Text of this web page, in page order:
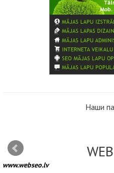
Наши
www.webseo.lv